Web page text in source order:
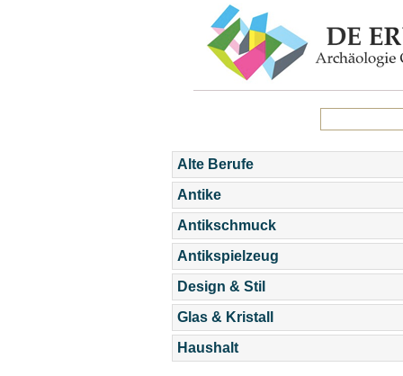
Alte Berufe
Antike
Antikschmuck
Antikspielzeug
Design & Stil
Glas & Kristall
Haushalt